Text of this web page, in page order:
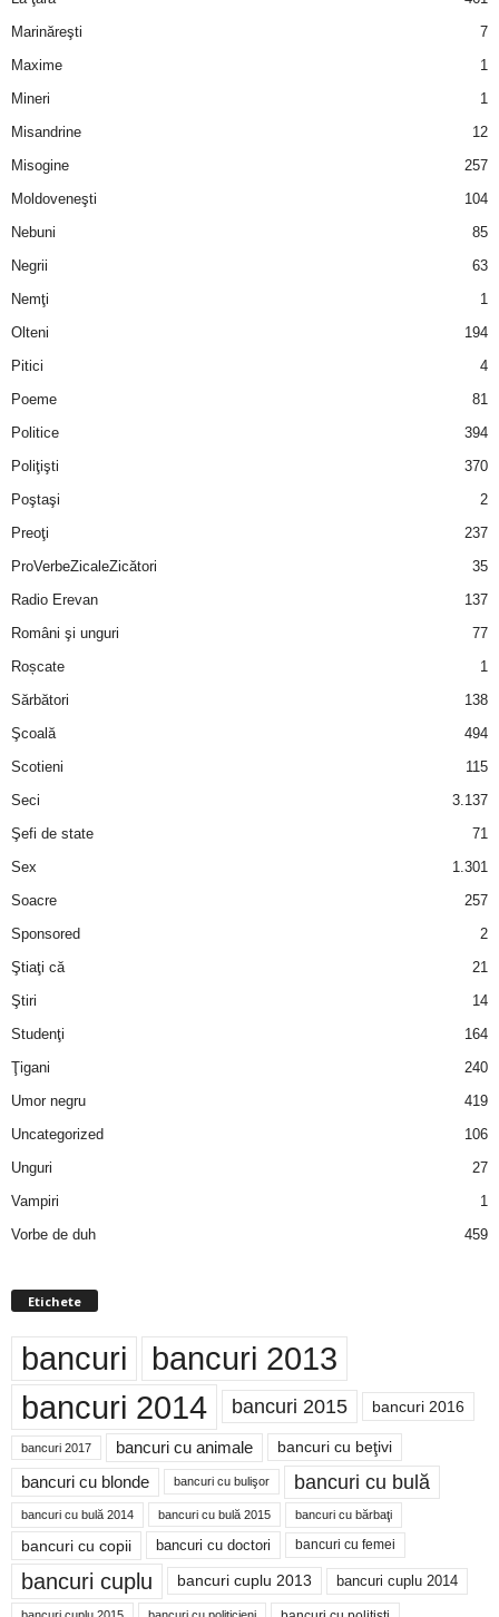
Marinăreşti
7
Maxime
1
Mineri
1
Misandrine
12
Misogine
257
Moldoveneşti
104
Nebuni
85
Negrii
63
Nemţi
1
Olteni
194
Pitici
4
Poeme
81
Politice
394
Poliţişti
370
Poştaşi
2
Preoţi
237
ProVerbeZicaleZicători
35
Radio Erevan
137
Români şi unguri
77
Roșcate
1
Sărbători
138
Şcoală
494
Scotieni
115
Seci
3.137
Şefi de state
71
Sex
1.301
Soacre
257
Sponsored
2
Ştiaţi că
21
Ştiri
14
Studenţi
164
Ţigani
240
Umor negru
419
Uncategorized
106
Unguri
27
Vampiri
1
Vorbe de duh
459
Etichete
bancuri bancuri 2013
bancuri 2014 bancuri 2015 bancuri 2016
bancuri 2017 bancuri cu animale bancuri cu beţivi
bancuri cu blonde bancuri cu bulişor bancuri cu bulă
bancuri cu bulă 2014 bancuri cu bulă 2015 bancuri cu bărbaţi
bancuri cu copii bancuri cu doctori bancuri cu femei
bancuri cuplu bancuri cuplu 2013 bancuri cuplu 2014